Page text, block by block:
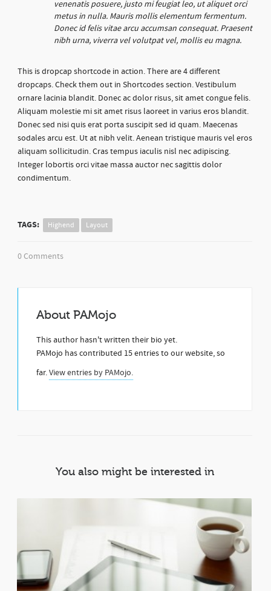
venenatis posuere, justo mi feugiat leo, ut aliquet orci
metus in nulla. Mauris mollis elementum fermentum.
Donec id felis vitae arcu accumsan consequat. Praesent
nibh urna, viverra vel volutpat vel, mollis eu magna.
This is dropcap shortcode in action. There are 4 different
dropcaps. Check them out in Shortcodes section. Vestibulum
ornare lacinia blandit. Donec ac dolor risus, sit amet congue felis.
Aliquam molestie mi sit amet risus laoreet in varius eros blandit.
Donec sed nisi quis erat porta suscipit sed id quam. Maecenas
sodales arcu est. Ut at nibh velit. Aenean tristique mauris vel eros
aliquam sollicitudin. Cras tempus iaculis nisl nec adipiscing.
Integer lobortis orci vitae massa auctor nec sagittis dolor
condimentum.
TAGS: Highend Layout
0 Comments
About PAMojo
This author hasn't written their bio yet.
PAMojo has contributed 15 entries to our website, so
far.View entries by PAMojo.
You also might be interested in